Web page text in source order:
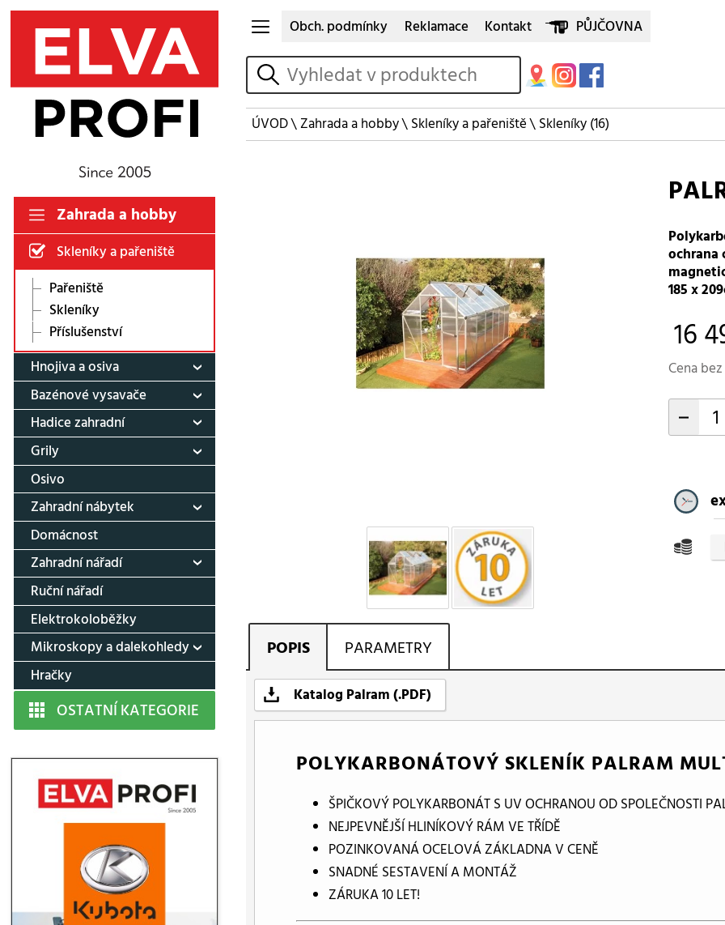
Zahrada a hobby
Skleníky a pařeniště
Pařeniště
Skleníky
Příslušenství
Hnojiva a osiva
Bazénové vysavače
Hadice zahradní
Grily
Osivo
Zahradní nábytek
Domácnost
Zahradní nářadí
Ruční nářadí
Elektrokoloběžky
Mikroskopy a dalekohledy
Hračky
OSTATNÍ KATEGORIE
Obch. podmínky Reklamace Kontakt PŮJČOVNA
vyhledat
ÚVOD\Zahrada a hobby\Skleníky a pařeniště\Skleníky(16)
ochrana
185 x
16
Cena bez
-
POPIS PARAMETRY
Katalog Palram (.PDF)
POLYKARBONÁTOVÝ SKLENÍK PALRAM
ŠPIČKOVÝ POLYKARBONÁT S UV OCHRANOU OD SPOLEČNOSTI
NEJPEVNĚJŠÍ HLINÍKOVÝ RÁM VE TŘÍDĚ
POZINKOVANÁ OCELOVÁ ZÁKLADNA V CENĚ
SNADNÉ SESTAVENÍ A MONTÁŽ
ZÁRUKA 10 LET!